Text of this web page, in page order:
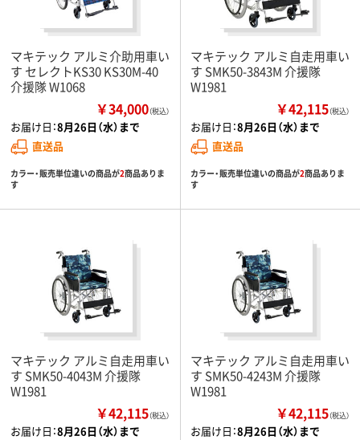
マキテック アルミ介助用車い
す セレクトKS30 KS30M-40
介援隊 W1068
￥34,000（税込）
お届け日：8月26日（水）まで
直送品
カラー・販売単位違いの商品が2商品ありま
す
マキテック アルミ自走用車い
す SMK50-3843M 介援隊
W1981
￥42,115（税込）
お届け日：8月26日（水）まで
直送品
カラー・販売単位違いの商品が2商品ありま
す
マキテック アルミ自走用車い
す SMK50-4043M 介援隊
W1981
￥42,115（税込）
お届け日：8月26日（水）まで
マキテック アルミ自走用車い
す SMK50-4243M 介援隊
W1981
￥42,115（税込）
お届け日：8月26日（水）まで